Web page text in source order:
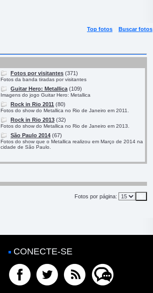
Top fotos Buscar fotos
Fotos por visitantes (371)
Fotos da banda tiradas por visitantes
Guitar Hero: Metallica (109)
Imagens do jogo Guitar Hero: Metallica
Rock in Rio 2011 (80)
Fotos do show do Metallica no Rio de Janeiro em 2011.
Rock in Rio 2013 (32)
Fotos do show do Metallica no Rio de Janeiro em 2013.
São Paulo 2014 (67)
Fotos do show que o Metallica realizou em Março de 2014 na
cidade de São Paulo.
Fotos por página:
CONECTE-SE